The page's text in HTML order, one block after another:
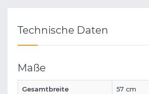
Technische Daten
Maße
Gesamtbreite 57 cm